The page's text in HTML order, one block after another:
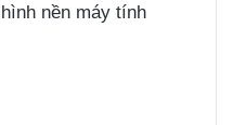
hình nền máy tính